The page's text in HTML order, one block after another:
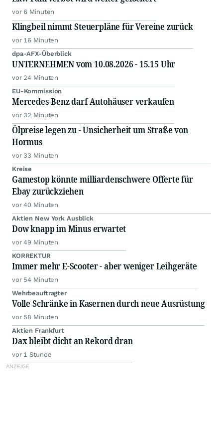
vor 6 Minuten
Klingbeil nimmt Steuerpläne für Vereine zurück
vor 16 Minuten
dpa-AFX-Überblick
UNTERNEHMEN vom 10.08.2026 - 15.15 Uhr
vor 24 Minuten
EU-Kommission
Mercedes-Benz darf Autohäuser verkaufen
vor 32 Minuten
Ölpreise legen zu - Unsicherheit um Straße von
Hormus
vor 33 Minuten
Kreise
Gamestop könnte milliardenschwere Offerte für
Ebay zurückziehen
vor 40 Minuten
Aktien New York Ausblick
Dow knapp im Minus erwartet
vor 49 Minuten
KORREKTUR
Immer mehr E-Scooter - aber weniger Leihgeräte
vor 54 Minuten
Wehrbeauftragter
Volle Schränke in Kasernen durch neue Ausrüstung
vor 58 Minuten
Aktien Frankfurt
Dax bleibt dicht an Rekord dran
vor 1 Stunde